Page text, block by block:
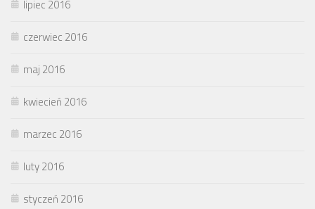
lipiec 2016
czerwiec 2016
maj 2016
kwiecień 2016
marzec 2016
luty 2016
styczeń 2016